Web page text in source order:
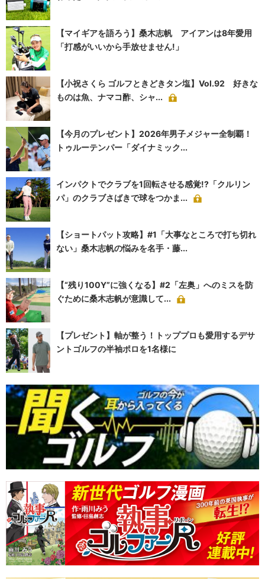
【マイギアを語ろう】桑木志帆 アイアンは8年愛用
「打感がいいから手放せません!」
【小祝さくら ゴルフときどきタン塩】Vol.92 好きな
ものは魚、ナマコ酢、シャ...
【今月のプレゼント】2026年男子メジャー全制覇！
トゥルーテンパー「ダイナミック...
インパクトでクラブを1回転させる感覚!?「クルリン
パ」のクラブさばきで球をつかま...
【ショートパット攻略】#1「大事なところで打ち切れ
ない」桑木志帆の悩みを名手・藤...
【“残り100Y”に強くなる】#2「左奥」へのミスを防
ぐために桑木志帆が意識して...
【プレゼント】軸が整う！トッププロも愛用するデサ
ントゴルフの半袖ポロを1名様に